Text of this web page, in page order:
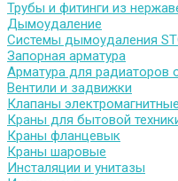
Трубы и фитинги из
Дымоудаление
Системы дымоудаления
Запорная арматура
Арматура для радиаторов
Вентили и задвижки
Клапаны электромагнитные
Краны для бытовой
Краны фланцевык
Краны шаровые
Инсталяции и унитазы